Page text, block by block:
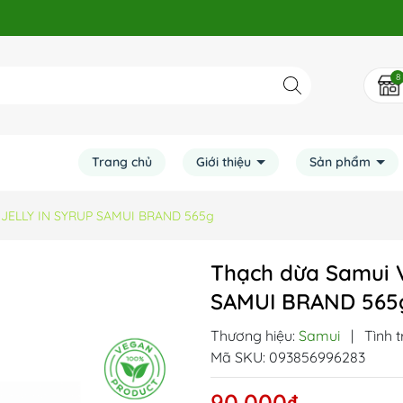
8
Trang chủ Giới thiệu Sản phẩm
IN SYRUP SAMUI BRAND 565g
Thạch dừa Samui
SAMUI BRAND
Thương hiệu: Samui | Tình
Mã SKU: 093856996283